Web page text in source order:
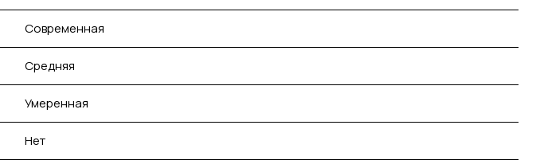
Современная
Средняя
Умеренная
Нет